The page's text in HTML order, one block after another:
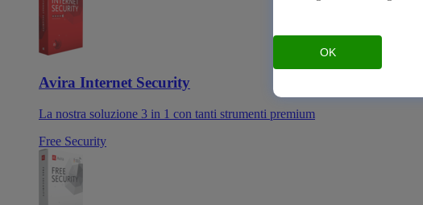
Avira Internet Security
La nostra soluzione 3 in 1 con tanti strumenti premium
Free Security
OK